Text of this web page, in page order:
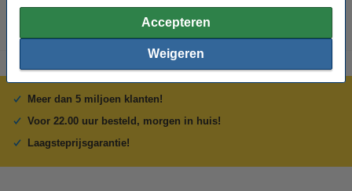
Accepteren
Weigeren
Meer dan 5 miljoen klanten!
Voor 22.00 uur besteld, morgen in huis!
Laagsteprijsgarantie!